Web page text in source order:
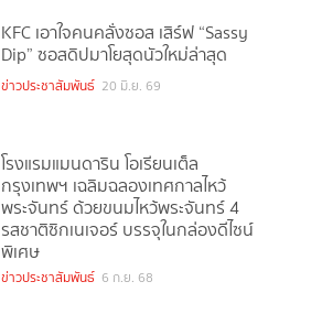
KFC เอาใจคนคลั่งซอส เสิร์ฟ “Sassy
Dip” ซอสดิปมาโยสุดนัวใหม่ล่าสุด
ข่าวประชาสัมพันธ์ 20 มิ.ย. 69
โรงแรมแมนดาริน โอเรียนเต็ล
กรุงเทพฯ เฉลิมฉลองเทศกาลไหว้
พระจันทร์ ด้วยขนมไหว้พระจันทร์ 4
รสชาติซิกเนเจอร์ บรรจุในกล่องดีไซน์
พิเศษ
ข่าวประชาสัมพันธ์ 6 ก.ย. 68